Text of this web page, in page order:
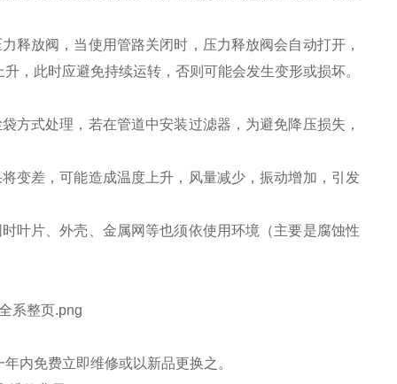
释放阀，当使用管路关闭时，压力释放阀会自动打开，
，此时应避免持续运转，否则可能会发生变形或损坏。
方式处理，若在管道中安装过滤器，为避免降压损失，
变差，可能造成温度上升，风量减少，振动增加，引发
叶片、外壳、金属网等也须依使用环境（主要是腐蚀性
内免费立即维修或以新品更换之。